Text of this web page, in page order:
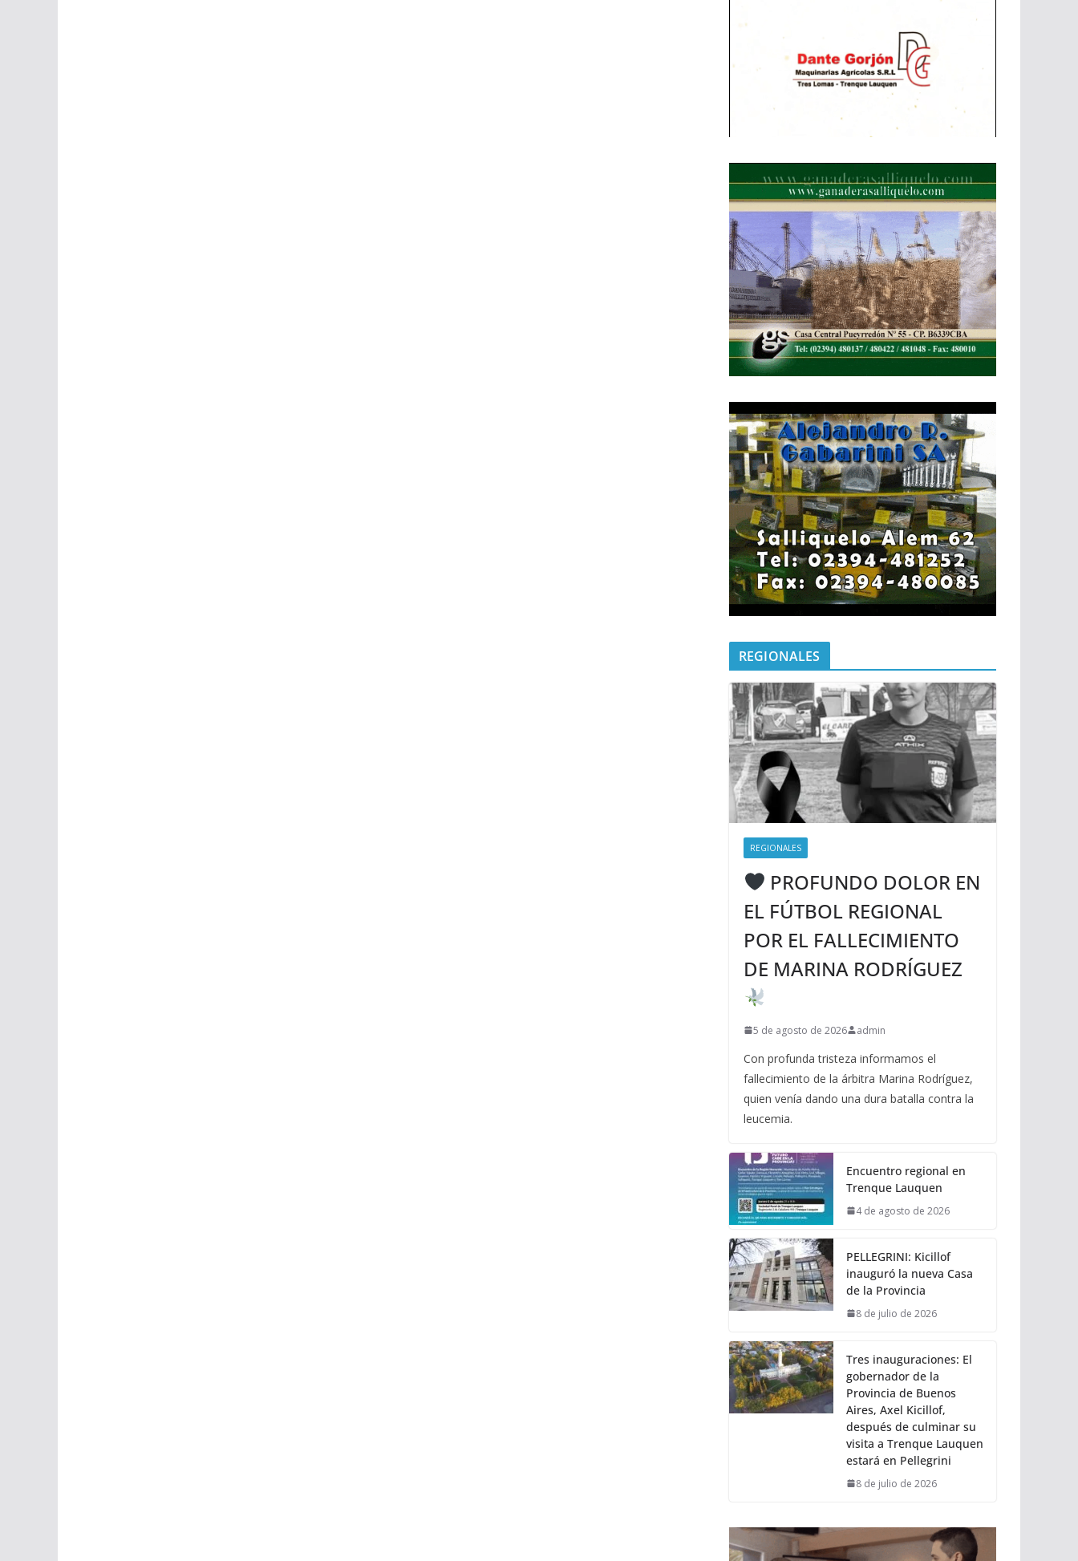
REGIONALES
REGIONALES
PROFUNDO DOLOR EN
EL FÚTBOL REGIONAL
POR EL FALLECIMIENTO
DE MARINA RODRÍGUEZ
5 de agosto de 2026 admin
Con profunda tristeza informamos el
fallecimiento de la árbitra Marina Rodríguez,
quien venía dando una dura batalla contra la
leucemia.
Encuentro regional en
Trenque Lauquen
4 de agosto de 2026
PELLEGRINI: Kicillof
inauguró la nueva Casa
de la Provincia
8 de julio de 2026
Tres inauguraciones: El
gobernador de la
Provincia de Buenos
Aires, Axel Kicillof,
después de culminar su
visita a Trenque Lauquen
estará en Pellegrini
8 de julio de 2026